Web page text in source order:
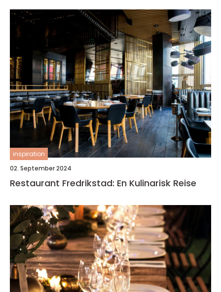
inspiration
02. September 2024
Restaurant Fredrikstad: En Kulinarisk Reise